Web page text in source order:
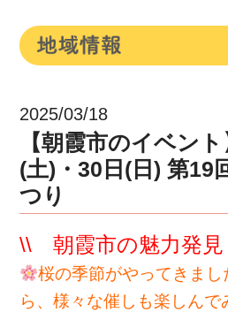
2025/03/18
【朝霞市のイベン
(土)・30日(日) 第19
つり
\\ 朝霞市の魅力発
桜の季節がやってきま
ら、様々な催しも楽しんで